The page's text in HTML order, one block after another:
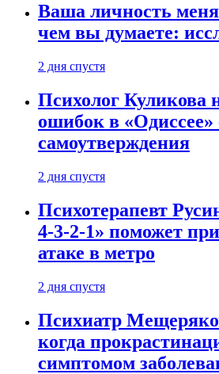
Ваша личность
чем вы думаете:
2 дня спустя
Психолог Куликова
ошибок в «Одиссее»
самоутверждения
2 дня спустя
Психотерапевт
4-3-2-1» поможет
атаке в метро
2 дня спустя
Психиатр
когда
симптомом